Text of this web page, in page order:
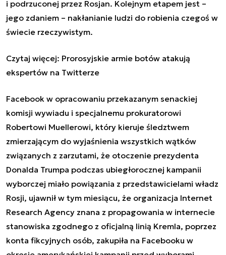
i podrzuconej przez Rosjan. Kolejnym etapem jest –
jego zdaniem – nakłanianie ludzi do robienia czegoś w
świecie rzeczywistym.
Czytaj więcej: Prorosyjskie armie botów atakują
ekspertów na Twitterze
Facebook w opracowaniu przekazanym senackiej
komisji wywiadu i specjalnemu prokuratorowi
Robertowi Muellerowi, który kieruje śledztwem
zmierzającym do wyjaśnienia wszystkich wątków
związanych z zarzutami, że otoczenie prezydenta
Donalda Trumpa podczas ubiegłorocznej kampanii
wyborczej miało powiązania z przedstawicielami władz
Rosji, ujawnił w tym miesiącu, że organizacja Internet
Research Agency znana z propagowania w internecie
stanowiska zgodnego z oficjalną linią Kremla, poprzez
konta fikcyjnych osób, zakupiła na Facebooku w